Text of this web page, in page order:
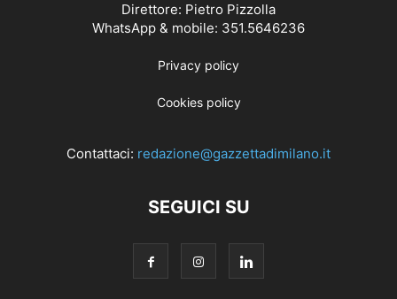
Direttore: Pietro Pizzolla
WhatsApp & mobile: 351.5646236
Privacy policy
Cookies policy
Contattaci: redazione@gazzettadimilano.it
SEGUICI SU